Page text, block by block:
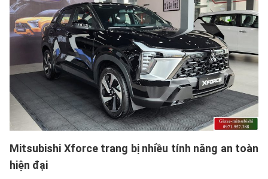
Mitsubishi Xforce trang bị nhiều tính năng an toàn
hiện đại